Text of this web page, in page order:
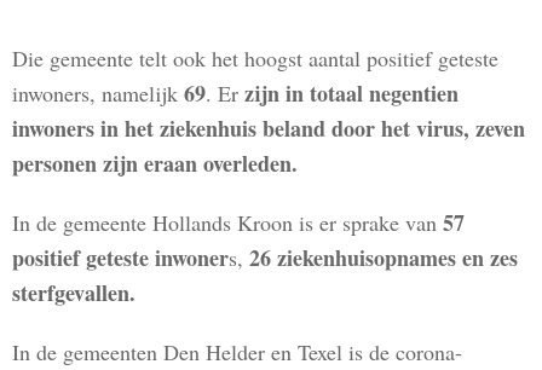
Die gemeente telt ook het hoogst aantal positief geteste
inwoners, namelijk 69. Er zijn in totaal negentien
inwoners in het ziekenhuis beland door het virus, zeven
personen zijn eraan overleden.
In de gemeente Hollands Kroon is er sprake van 57
positief geteste inwoners, 26 ziekenhuisopnames en zes
sterfgevallen.
In de gemeenten Den Helder en Texel is de corona-